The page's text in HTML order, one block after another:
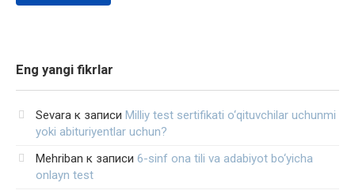
Eng yangi fikrlar
Sevara к записи Milliy test sertifikati o‘qituvchilar uchunmi
yoki abituriyentlar uchun?
Mehriban к записи 6-sinf ona tili va adabiyot bo‘yicha
onlayn test